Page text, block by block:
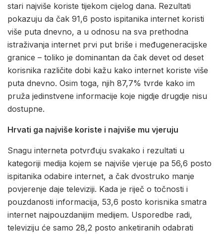
stari najviše koriste tijekom cijelog dana. Rezultati
pokazuju da čak 91,6 posto ispitanika internet koristi
više puta dnevno, a u odnosu na sva prethodna
istraživanja internet prvi put briše i međugeneracijske
granice – toliko je dominantan da čak devet od deset
korisnika različite dobi kažu kako internet koriste više
puta dnevno. Osim toga, njih 87,7% tvrde kako im
pruža jedinstvene informacije koje nigdje drugdje nisu
dostupne.
Hrvati ga najviše koriste i najviše mu vjeruju
Snagu interneta potvrđuju svakako i rezultati u
kategoriji medija kojem se najviše vjeruje pa 56,6 posto
ispitanika odabire internet, a čak dvostruko manje
povjerenje daje televiziji. Kada je riječ o točnosti i
pouzdanosti informacija, 53,6 posto korisnika smatra
internet najpouzdanijim medijem. Usporedbe radi,
televiziju će samo 28,2 posto anketiranih odabrati